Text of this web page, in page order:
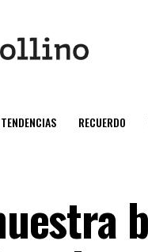
TENDENCIAS RECUERDO